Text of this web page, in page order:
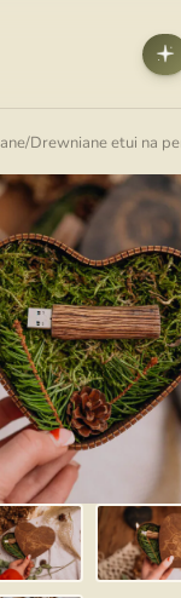
/Drewniane etui na